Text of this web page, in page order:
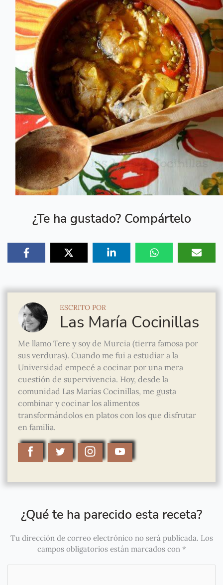
¿Te ha gustado? Compártelo
ESCRITO POR
Las María Cocinillas
Me llamo Tere y soy de Murcia (tierra famosa por
sus verduras). Cuando me fui a estudiar a la
Universidad empecé a cocinar por una mera
cuestión de supervivencia. Hoy, desde la
comunidad Las Marías Cocinillas, me gusta
combinar y cocinar los alimentos
transformándolos en platos con los que disfrutar
en familia.
¿Qué te ha parecido esta receta?
Tu dirección de correo electrónico no será publicada. Los
campos obligatorios están marcados con *